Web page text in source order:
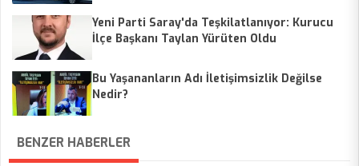
Yeni Parti Saray'da Teşkilatlanıyor: Kurucu
İlçe Başkanı Taylan Yürüten Oldu
Bu Yaşananların Adı İletişimsizlik Değilse
Nedir?
BENZER HABERLER